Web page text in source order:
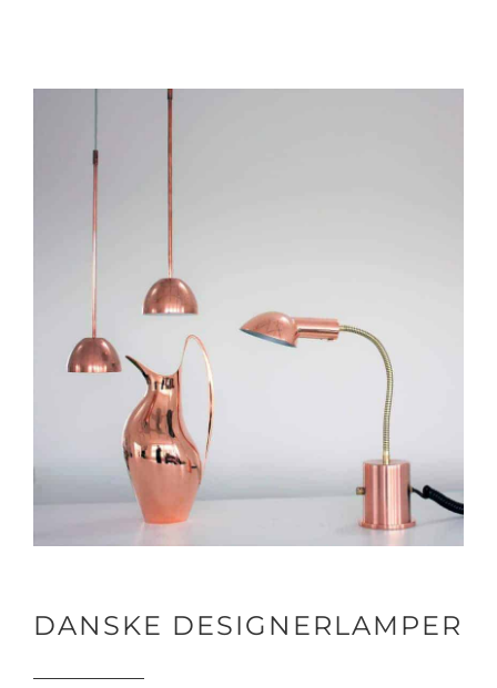
DANSKE DESIGNERLAMPER